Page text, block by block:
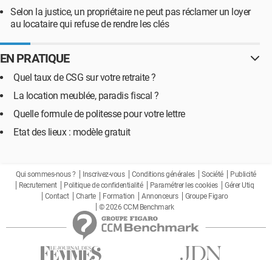
Selon la justice, un propriétaire ne peut pas réclamer un loyer
au locataire qui refuse de rendre les clés
EN PRATIQUE
Quel taux de CSG sur votre retraite ?
La location meublée, paradis fiscal ?
Quelle formule de politesse pour votre lettre
Etat des lieux : modèle gratuit
Qui sommes-nous ? Inscrivez-vous Conditions générales Société
Publicité
Recrutement
Politique de confidentialité Paramétrer les cookies
Gérer Utiq
Contact
Charte Formation Annonceurs
Groupe Figaro
© 2026 CCM Benchmark